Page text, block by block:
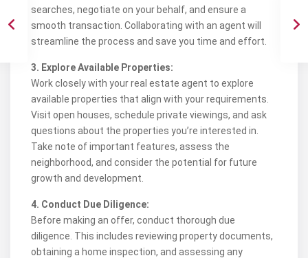
searches, negotiate on your behalf, and ensure a
smooth transaction. Collaborating with an agent will
streamline the process and save you time and effort.
3. Explore Available Properties:
Work closely with your real estate agent to explore
available properties that align with your requirements.
Visit open houses, schedule private viewings, and ask
questions about the properties you’re interested in.
Take note of important features, assess the
neighborhood, and consider the potential for future
growth and development.
4. Conduct Due Diligence:
Before making an offer, conduct thorough due
diligence. This includes reviewing property documents,
obtaining a home inspection, and assessing any